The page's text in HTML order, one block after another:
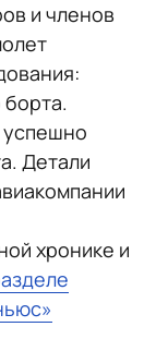
и членов
успешно
Детали
хронике и